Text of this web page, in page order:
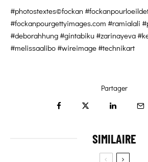
#photostextes©fockan
#fockanpourgettyimages.com #ramialali
#deborahhung #gintabiku #zarinayeva
#melissaalibo #wireimage #technikart
Partager
SIMILAIRE